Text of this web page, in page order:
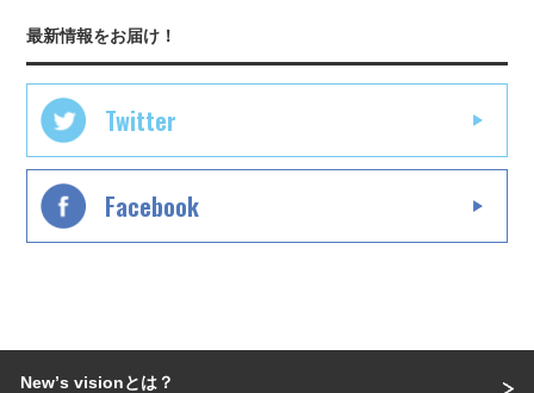
最新情報をお届け！
Twitter
Facebook
Newʼs visionとは？